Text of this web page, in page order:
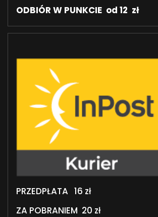
ODBIÓR W PUNKCIE od 12 zł
PRZEDPŁATA 16 zł
ZA POBRANIEM 20 zł